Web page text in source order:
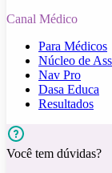
Canal Médico
Para Médicos
Núcleo de
Nav Pro
Dasa Educa
Resultados
Você tem dúvidas?